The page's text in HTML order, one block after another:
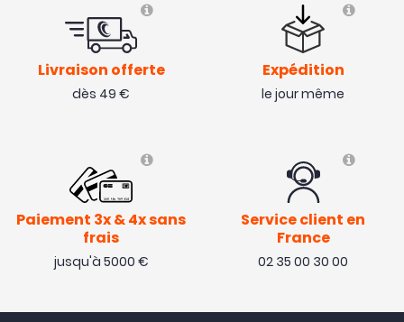
Livraison offerte
dès 49 €
Expédition
le jour même
Paiement 3x & 4x sans
frais
jusqu'à 5000 €
Service client en
France
02 35 00 30 00